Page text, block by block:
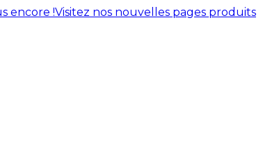
encore !Visitez nos nouvelles pages produits